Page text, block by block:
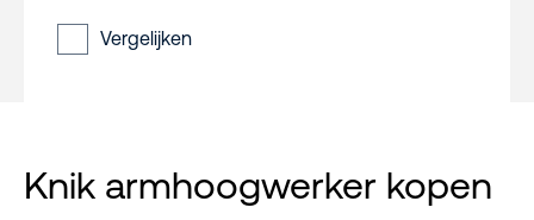
Vergelijken
Knik armhoogwerker kopen